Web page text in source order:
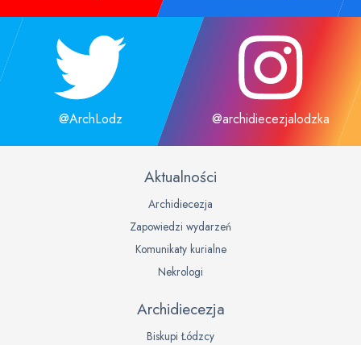
@ArchLodz @archidiecezjalodzka
Aktualności
Archidiecezja
Zapowiedzi wydarzeń
Komunikaty kurialne
Nekrologi
Archidiecezja
Biskupi Łódzcy